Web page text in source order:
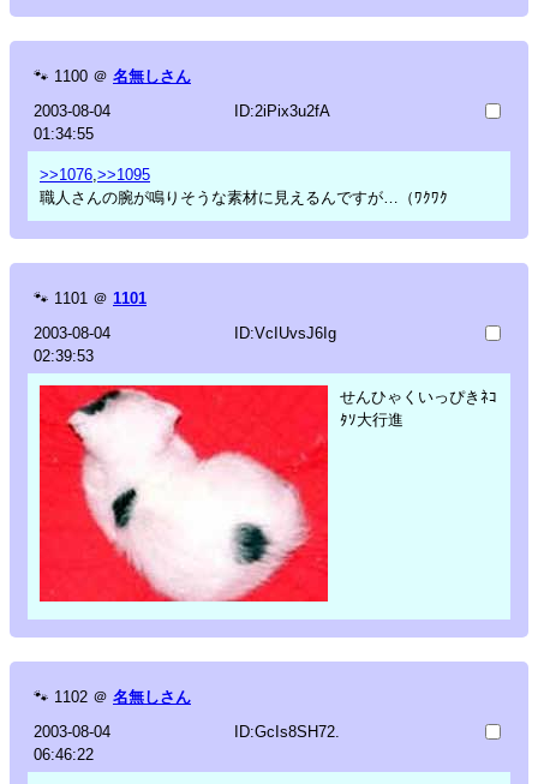
🐾 1100 ＠ 名無しさん
2003-08-04
01:34:55
ID:2iPix3u2fA
>>1076 >>1095
職人さんの腕が鳴りそうな素材に見えるんですが…（ﾜｸﾜｸ
🐾 1101 ＠ 1101
2003-08-04
02:39:53
ID:VcIUvsJ6Ig
せんひゃくいっぴきﾈｺ
ﾀｿ大行進
🐾 1102 ＠ 名無しさん
2003-08-04
06:46:22
ID:GcIs8SH72.